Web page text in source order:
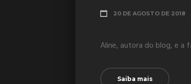
20 DE AGOSTO DE 2018
Aline, autora do blog, e a
Saiba mais